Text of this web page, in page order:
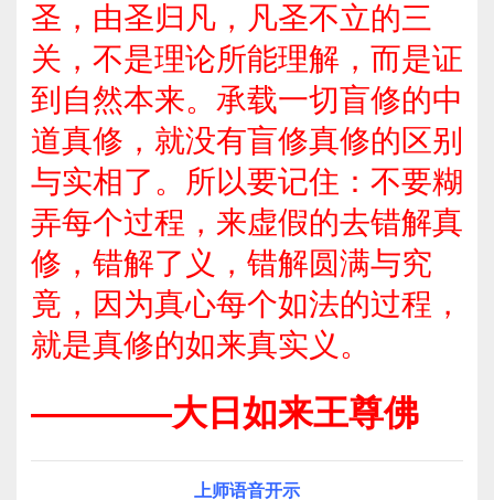
圣，由圣归凡，凡圣不立的三
关，不是理论所能理解，而是证
到自然本来。承载一切盲修的中
道真修，就没有盲修真修的区别
与实相了。所以要记住：不要糊
弄每个过程，来虚假的去错解真
修，错解了义，错解圆满与究
竟，因为真心每个如法的过程，
就是真修的如来真实义。
————大日如来王尊佛
上师语音开示